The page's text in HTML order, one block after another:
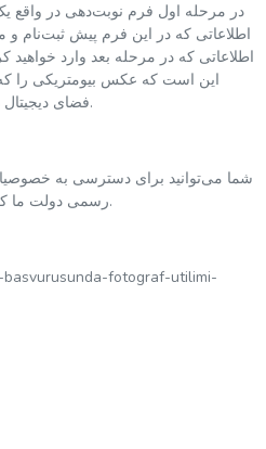
در مرحله اول فرم نوبت‌دهی در واقع
اطلاعاتی که در این فرم پیش ثبت‌نام و
اطلاعاتی که در مرحله بعد وارد
این است که عکس بیومتریکی را که
فضای دیجیتال در سایت اداره مهاجرت آپلود کنید.
شما می‌توانید برای دسترسی به
رسمی دولت ما که در زیر آمده است، مراجعه کنید.
fotograf-utilimi-